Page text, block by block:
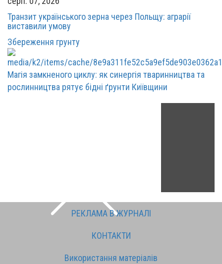
Транзит українського зерна через Польщу: аграрії
виставили умову
Збереження грунту
Магія замкненого циклу: як синергія тваринництва та
рослинництва рятує бідні ґрунти Київщини
РЕКЛАМА В ЖУРНАЛІ
КОНТАКТИ
Використання матеріалів